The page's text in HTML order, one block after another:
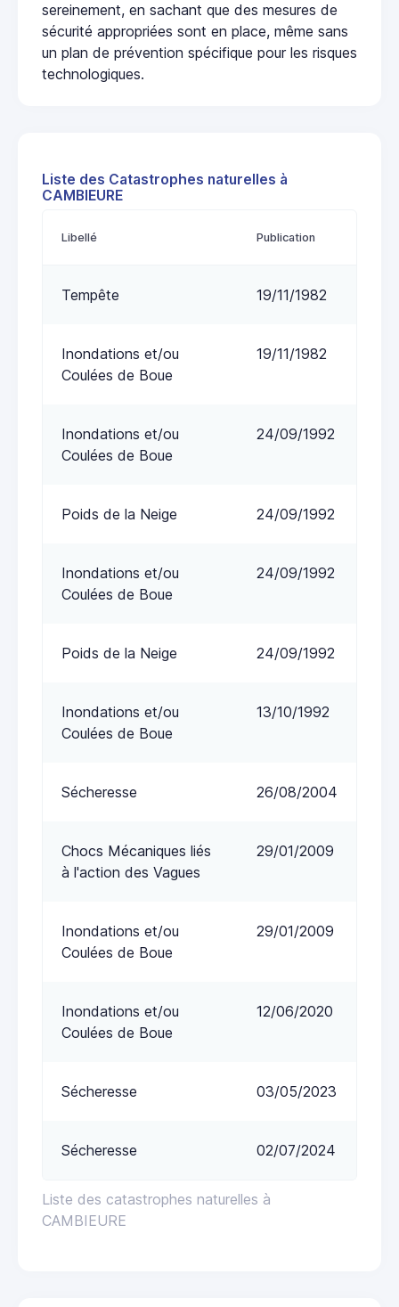
sereinement, en sachant que des mesures de
sécurité appropriées sont en place, même sans
un plan de prévention spécifique pour les risques
technologiques.
Liste des Catastrophes naturelles à
CAMBIEURE
Liste des catastrophes naturelles à
CAMBIEURE
Libellé Publication
Tempête 19/11/1982
Inondations et/ou
Coulées de Boue
19/11/1982
Inondations et/ou
Coulées de Boue
24/09/1992
Poids de la Neige 24/09/1992
Inondations et/ou
Coulées de Boue
24/09/1992
Poids de la Neige 24/09/1992
Inondations et/ou
Coulées de Boue
13/10/1992
Sécheresse 26/08/2004
Chocs Mécaniques liés
à l'action des Vagues
29/01/2009
Inondations et/ou
Coulées de Boue
29/01/2009
Inondations et/ou
Coulées de Boue
12/06/2020
Sécheresse 03/05/2023
Sécheresse 02/07/2024